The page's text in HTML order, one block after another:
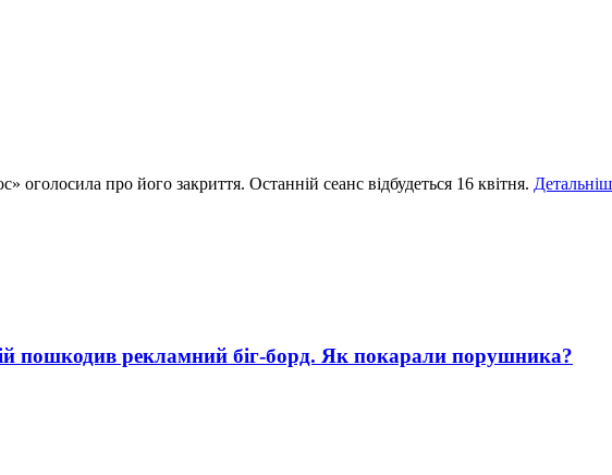
оголосила про його закриття. Останній сеанс відбудеться 16 квітня.
пошкодив рекламний біг-борд. Як покарали порушника?